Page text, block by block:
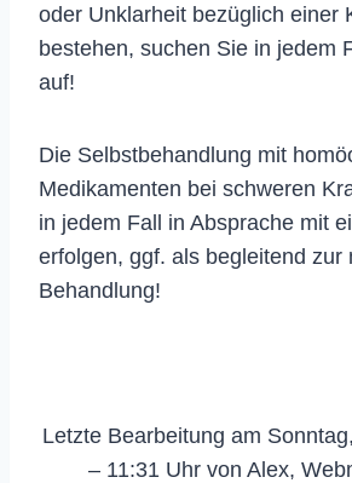
oder Unklarheit bezüglich einer
bestehen, suchen Sie in jedem
auf!
Die Selbstbehandlung mit
Medikamenten bei schweren
in jedem Fall in Absprache mit
erfolgen, ggf. als begleitend zur
Behandlung!
Letzte Bearbeitung am
– 11:31 Uhr von Alex,